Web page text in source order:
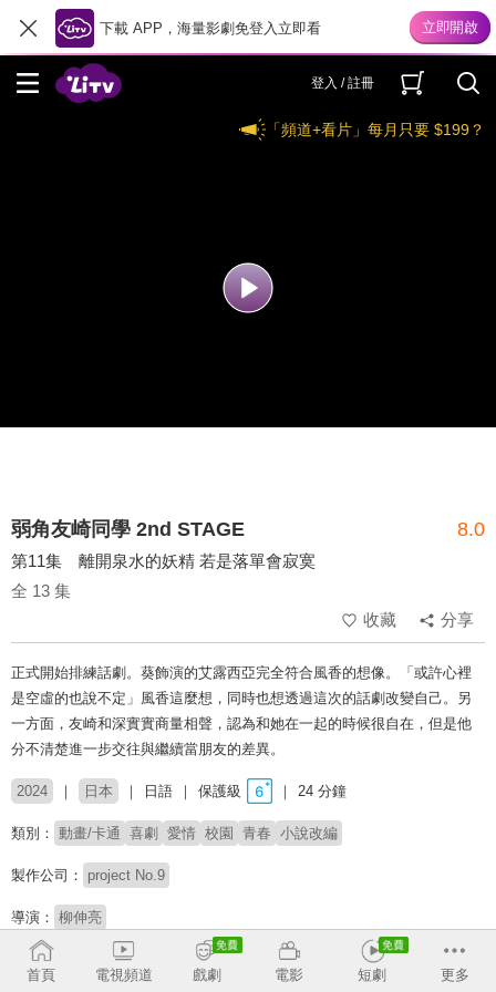
下載 APP，海量影劇免登入立即看
登入 / 註冊
「頻道+看片」每月只要 $199？
弱角友崎同學 2nd STAGE 8.0
第11集 離開泉水的妖精 若是落單會寂寞
全 13 集
收藏
分享
正式開始排練話劇。葵飾演的艾露西亞完全符合風香的想像。「或許心裡
是空虛的也說不定」風香這麼想，同時也想透過這次的話劇改變自己。另
一方面，友崎和深實實商量相聲，認為和她在一起的時候很自在，但是他
分不清楚進一步交往與繼續當朋友的差異。
2024 日本 日語 保護級 24 分鐘
類別： 動畫/卡通 喜劇 愛情 校園 青春 小說改編
製作公司： project No.9
導演： 柳伸亮
配音： 金元壽子 長谷川育美 茅野愛衣 前川涼子
島﨑信長 岡本信彦 水野駿太郎
首頁 電視頻道 戲劇 電影 短劇 更多